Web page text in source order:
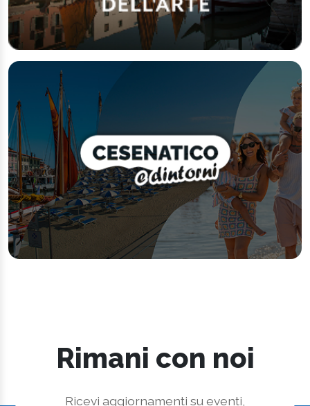
Rimani con noi
Ricevi aggiornamenti su eventi,